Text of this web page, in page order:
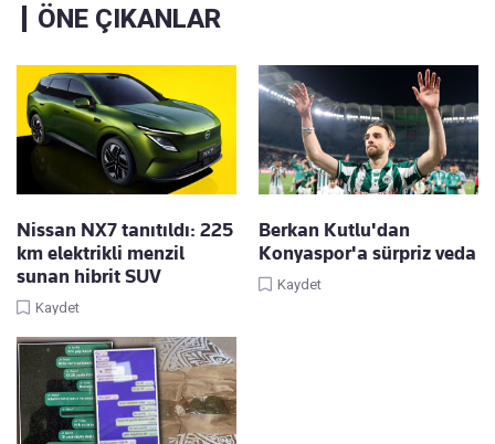
ÖNE ÇIKANLAR
Nissan NX7 tanıtıldı: 225
km elektrikli menzil
sunan hibrit SUV
Kaydet
Berkan Kutlu'dan
Konyaspor'a sürpriz veda
Kaydet